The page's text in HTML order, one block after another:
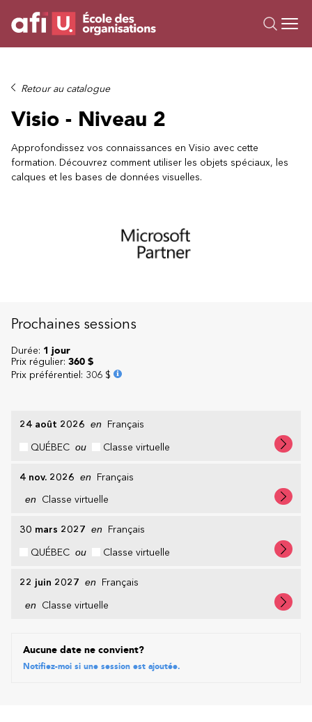
Formations
Campus IA
Sur mesure
À propos
Ressources
Retour au catalogue
Visio - Niveau 2
Approfondissez vos connaissances en Visio avec cette
formation. Découvrez comment utiliser les objets spéciaux, les
calques et les bases de données visuelles.
Prochaines sessions
24 août 2026 en
Français
QUÉBEC ou Classe virtuelle
4 nov. 2026 en Français
en Classe virtuelle
30 mars 2027 en
Français
QUÉBEC ou Classe virtuelle
22 juin 2027 en Français
en Classe virtuelle
Aucune date ne convient?
Notifiez-moi si une session est ajoutée.
Durée: 1 jour
Prix régulier: 360 $
Prix préférentiel : 306 $